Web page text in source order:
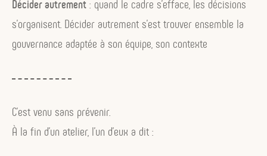
Décider autrement : quand le cadre s’efface, les décisions
s’organisent. Décider autrement s’est trouver ensemble la
gouvernance adaptée à son équipe, son contexte
C’est venu sans prévenir.
À la fin d’un atelier, l’un d’eux a dit :